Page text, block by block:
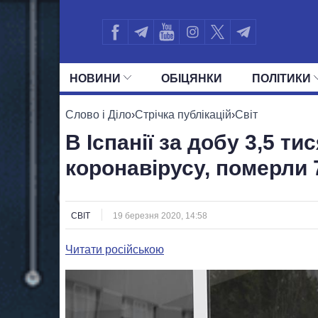
НОВИНИ ОБIЦЯНКИ ПОЛIТИКИ
УСІ ПОЛІТИКИ ПРЕЗИДЕНТ І ОФІС
Слово і Діло›Стрічка публікацій›Світ
В Іспанії за добу 3,5
коронавірусу,
СВІТ 19 березня 2020, 14:58
Читати російською